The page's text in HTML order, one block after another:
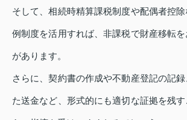
そして、相続時精算課税制度や配偶者控
例制度を活用すれば、非課税で財産移転
があります。
さらに、契約書の作成や不動産登記の記
た送金など、形式的にも適切な証拠を残